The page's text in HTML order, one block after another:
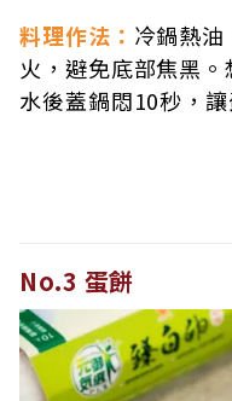
料理作法： 冷鍋熱
火，避免底部焦黑
水後蓋鍋悶10秒，
No.3 蛋餅